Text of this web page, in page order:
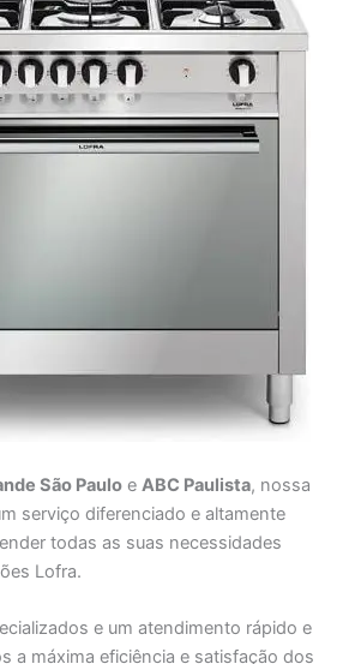
São Paulo e ABC Paulista, nossa
serviço diferenciado e altamente
todas as suas necessidades
Lofra.
e um atendimento rápido e
a máxima eficiência e satisfação dos